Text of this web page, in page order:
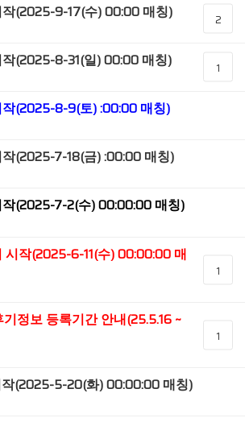
(2025-9-17(수) 00:00 매칭) 2
(2025-8-31(일) 00:00 매칭) 1
(2025-8-9(토) :00:00 매칭)
(2025-7-18(금) :00:00 매칭)
(2025-7-2(수) 00:00:00 매칭)
작(2025-6-11(수) 00:00:00 매
1
정보 등록기간 안내(25.5.16 ~
1
(2025-5-20(화) 00:00:00 매칭)